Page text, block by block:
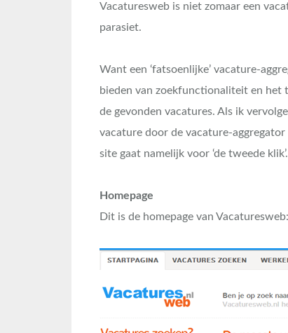
Vacaturesweb is niet zomaar een
parasiet.
Want een ‘fatsoenlijke’ vacature-
bieden van zoekfunctionaliteit en het
de gevonden vacatures. Als ik
vacature door de vacature-
site gaat namelijk voor ‘de tweede klik’.
Homepage
Dit is de homepage van Vacaturesweb: